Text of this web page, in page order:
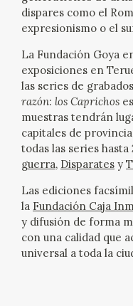
CEDEA
RECURSOS EDUCATIVOS
FICHAS ARASAAC
dispares como el
expresionismo o el
La Fundación Goya
exposiciones en
las series de
razón: los Caprichos
muestras tendrán
capitales de
todas las series hasta
guerra, Disparates y
Las ediciones
la Fundación Caja
y difusión de forma
con una calidad que
universal a toda la